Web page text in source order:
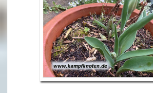
0
2
4
–
1
3
.